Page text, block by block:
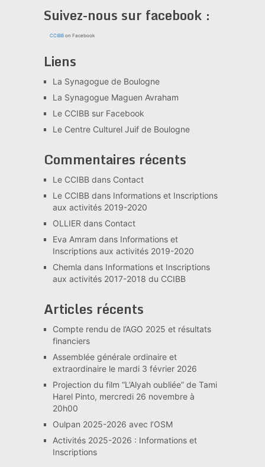
Suivez-nous sur facebook :
CCIBBon Facebook
Liens
La Synagogue de Boulogne
La Synagogue Maguen Avraham
Le CCIBB sur Facebook
Le Centre Culturel Juif de Boulogne
Commentaires récents
Le CCIBBdans Contact
Le CCIBBdans Informations et Inscriptions
aux activités 2019-2020
OLLIER dans Contact
Eva Amram dans Informations et
Inscriptions aux activités 2019-2020
Chemla dans Informations et Inscriptions
aux activités 2017-2018 du CCIBB
Articles récents
Compte rendu de l’AGO 2025 et résultats
financiers
Assemblée générale ordinaire et
extraordinaire le mardi 3 février 2026
Projection du film “L’Alyah oubliée” de Tami
Harel Pinto, mercredi 26 novembre à
20h00
Oulpan 2025-2026 avec l’OSM
Activités 2025-2026 : Informations et
Inscriptions